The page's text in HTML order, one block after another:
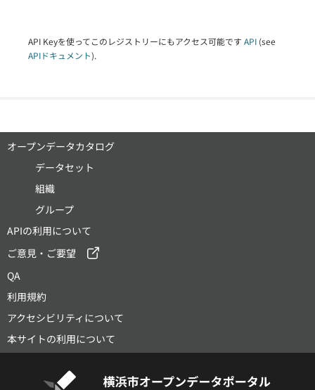
API Keyを使ってこのレジストリーにもアクセス可能です API (see
APIドキュメント).
オープンデータカタログ
データセット
組織
グループ
APIの利用について
ご意見・ご要望
QA
利用規約
アクセシビリティについて
本サイトの利用について